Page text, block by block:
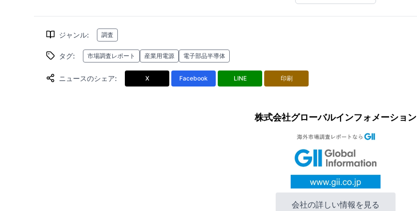
ジャンル: 調査
タグ: 市場調査レポート 産業用電源 電子部品半導体
ニュースのシェア: X Facebook LINE 印刷
株式会社グローバルインフォメーション
会社の詳しい情報を見る